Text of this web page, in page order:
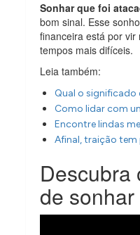
Sonhar que foi
bom sinal. Esse
financeira está por
tempos mais difíceis.
Leia também:
Qual o
Como lidar com
Encontre lindas
Afinal, traição tem
Descubra
de